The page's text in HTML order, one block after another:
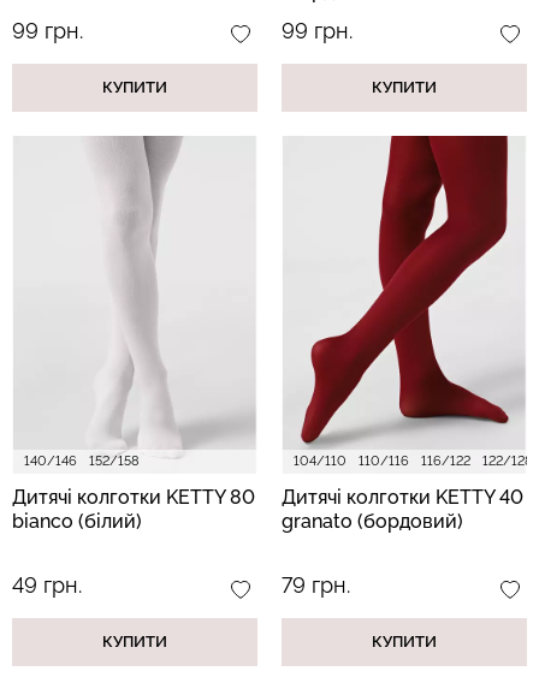
99 грн.
КУПИТИ
99 грн.
КУПИТИ
140/146 152/158
Дитячі колготки KETTY 80
bianco (білий)
49 грн.
КУПИТИ
104/110 110/116 116/122 122/128
Дитячі колготки KETTY 40
granato (бордовий)
79 грн.
КУПИТИ